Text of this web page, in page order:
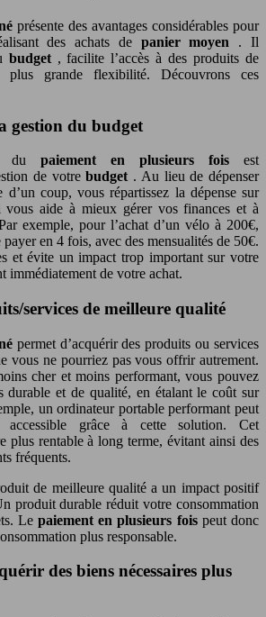
présente des avantages considérables pour
des achats de panier moyen . Il
budget , facilite l’accès à des produits de
grande flexibilité. Découvrons ces
gestion du budget
du paiement en plusieurs fois est
de votrebudget . Au lieu de dépenser
d’un coup, vous répartissez la dépense sur
vous aide à mieux gérer vos finances et à
exemple, pour l’achat d’un vélo à 200€,
en 4 fois, avec des mensualités de 50€.
et évite un impact trop important sur votre
immédiatement de votre achat.
services de meilleure qualité
permet d’acquérir des produits ou services
vous ne pourriez pas vous offrir autrement.
cher et moins performant, vous pouvez
durable et de qualité, en étalant le coût sur
un ordinateur portable performant peut
accessible grâce à cette solution. Cet
plus rentable à long terme, évitant ainsi des
fréquents.
de meilleure qualité a un impact positif
produit durable réduit votre consommation
Lepaiement en plusieurs fois peut donc
plus responsable.
des biens nécessaires plus